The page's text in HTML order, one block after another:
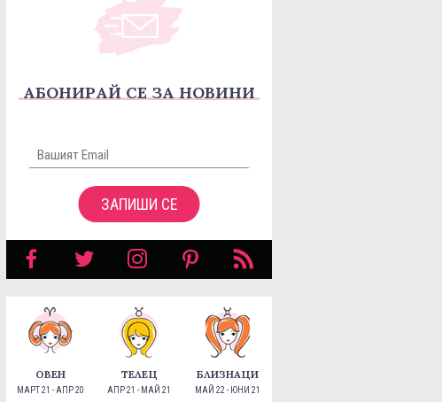
АБОНИРАЙ СЕ ЗА НОВИНИ
ЗАПИШИ СЕ
ОВЕН
МАРТ 21 - АПР 20
ТЕЛЕЦ
АПР 21 - МАЙ 21
БЛИЗНАЦИ
МАЙ 22 - ЮНИ 21